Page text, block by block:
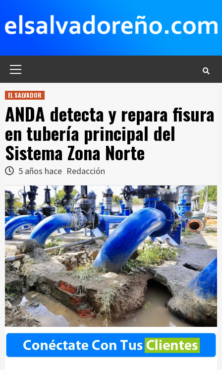
contenido
EL SALVADOR
ANDA detecta y repara fisura
en tubería principal del
Sistema Zona Norte
5 años hace Redacción